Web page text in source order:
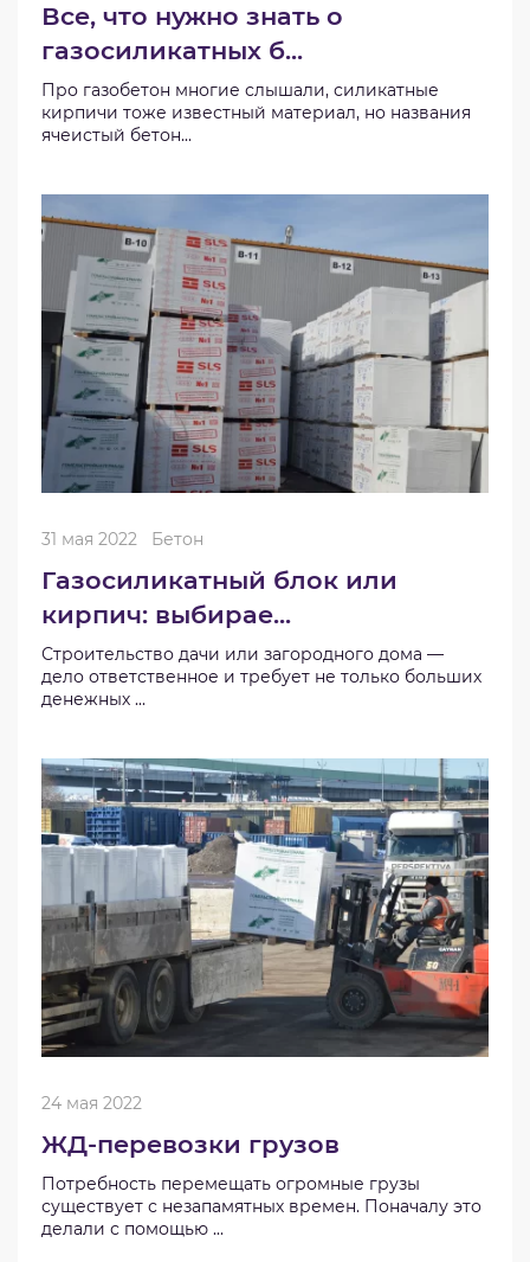
Все, что нужно знать о
газосиликатных б...
Про газобетон многие слышали, силикатные
кирпичи тоже известный материал, но названия
ячеистый бетон...
31 мая 2022 Бетон
Газосиликатный блок или
кирпич: выбирае...
Строительство дачи или загородного дома —
дело ответственное и требует не только больших
денежных ...
24 мая 2022
ЖД-перевозки грузов
Потребность перемещать огромные грузы
существует с незапамятных времен. Поначалу это
делали с помощью ...